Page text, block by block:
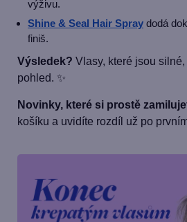
výživu.
Shine & Seal Hair Spray dodá
finiš.
Výsledek? Vlasy, které jsou
pohled. ✨
Novinky, které si prostě
košíku a uvidíte rozdíl už po